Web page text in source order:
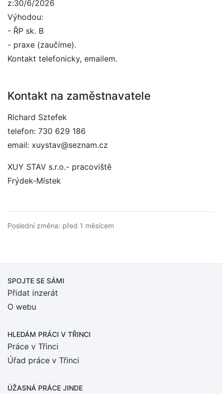
z:30/6/2026
Výhodou:
- ŘP sk. B
- praxe (zaučíme).
Kontakt telefonicky, emailem.
Kontakt na zaměstnavatele
Richard Sztefek
telefon: 730 629 186
email: xuystav@seznam.cz
XUY STAV s.r.o.- pracoviště
Frýdek-Místek
Poslední změna: před 1 měsícem
SPOJTE SE SÁMI
Přidat inzerát
O webu
HLEDÁM PRÁCI V TŘINCI
Práce v Třinci
Úřad práce v Třinci
ÚŽASNÁ PRÁCE JINDE